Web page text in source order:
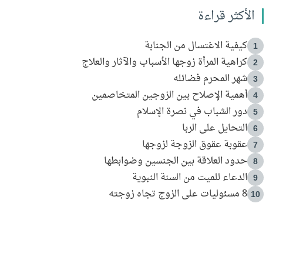
الأكثر قراءة
1 كيفية الاغتسال من الجنابة
2 كراهية المرأة زوجها الأسباب والآثار والعلاج
3 شهر المحرم فضائله
4 أهمية الإصلاح بين الزوجين المتخاصمين
5 دور الشباب في نصرة الإسلام
6 التحايل على الربا
7 عقوبة عقوق الزوجة لزوجها
8 حدود العلاقة بين الجنسين وضوابطها
9 الدعاء للميت من السنة النبوية
10 8 مسئوليات على الزوج تجاه زوجته